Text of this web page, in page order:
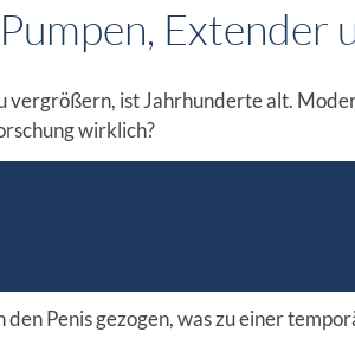
Extender
vergrößern, ist Jahrhunderte alt.
wirklich?
Penis gezogen, was zu einer